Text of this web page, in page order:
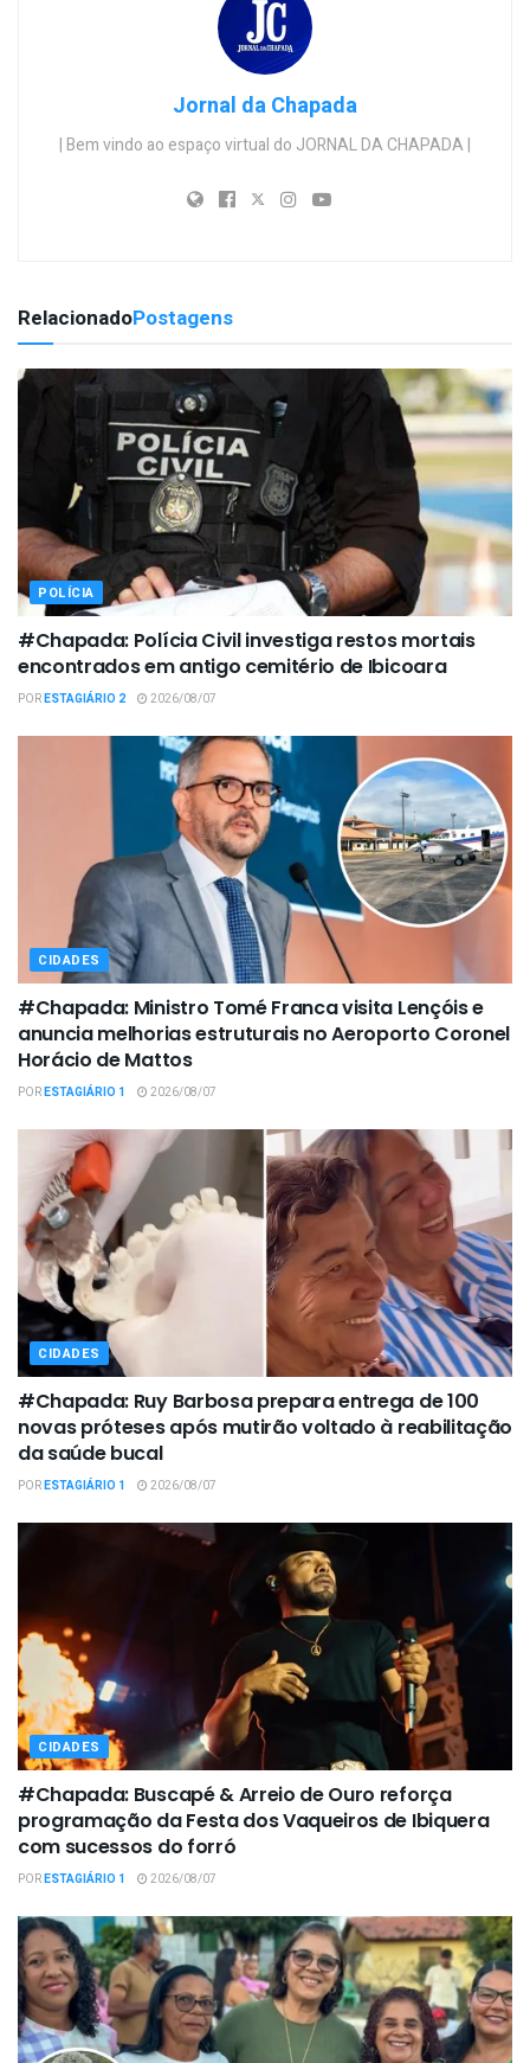
Jornal da Chapada
| Bem vindo ao espaço virtual do JORNAL DA CHAPADA |
RelacionadoPostagens
POLÍCIA
#Chapada: Polícia Civil investiga restos mortais
encontrados em antigo cemitério de Ibicoara
PORESTAGIÁRIO 2 2026/08/07
CIDADES
#Chapada: Ministro Tomé Franca visita Lençóis e
anuncia melhorias estruturais no Aeroporto Coronel
Horácio de Mattos
PORESTAGIÁRIO 1 2026/08/07
CIDADES
#Chapada: Ruy Barbosa prepara entrega de 100
novas próteses após mutirão voltado à reabilitação
da saúde bucal
PORESTAGIÁRIO 1 2026/08/07
CIDADES
#Chapada: Buscapé & Arreio de Ouro reforça
programação da Festa dos Vaqueiros de Ibiquera
com sucessos do forró
PORESTAGIÁRIO 1 2026/08/07